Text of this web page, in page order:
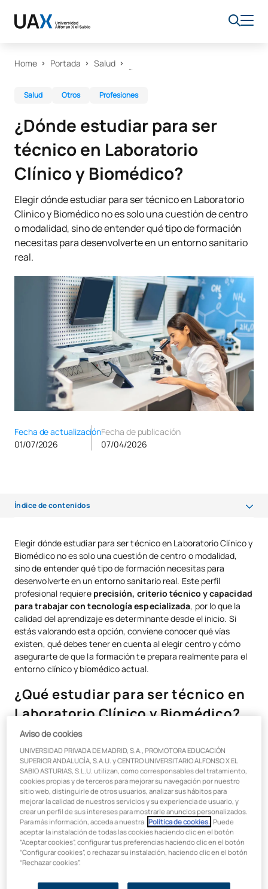
Home Portada Salud
Salud Otros Profesiones
¿Dónde estudiar para ser
técnico en Laboratorio
Clínico y Biomédico?
Elegir dónde estudiar para ser técnico en Laboratorio
Clínico y Biomédico no es solo una cuestión de centro
o modalidad, sino de entender qué tipo de formación
necesitas para desenvolverte en un entorno sanitario
real.
Fecha de actualización
01/07/2026
Fecha de publicación
07/04/2026
Índice de contenidos
¿Dónde estudiar Laboratorio Clínico y Biomédico?
Qué tener en cuenta al elegir centro
Modalidades: presencial, semipresencial y online
Importancia de la formación práctica
¿Por qué es importante elegir bien dónde estudiar?
Salidas profesionales del técnico en laboratorio clínico
Elegir dónde estudiar para ser técnico en Laboratorio Clínico y
Biomédico no es solo una cuestión de centro o modalidad,
sino de entender qué tipo de formación necesitas para
desenvolverte en un entorno sanitario real. Este perfil
profesional requiere precisión, criterio técnico y capacidad
para trabajar con tecnología especializada, por lo que la
calidad del aprendizaje es determinante desde el inicio. Si
estás valorando esta opción, conviene conocer qué vías
existen, qué debes tener en cuenta al elegir centro y cómo
asegurarte de que la formación te prepara realmente para el
entorno clínico y biomédico actual.
¿Qué estudiar para ser técnico en
Laboratorio Clínico y Biomédico?
Para trabajar en este ámbito, es necesario cursar el título
oficial deTécnico Superior en Laboratorio Clínico y
Biomédico, un ciclo de Formación Profesional de Grado
Superior orientado al análisis de muestras biológicas y al
apoyo en el diagnóstico clínico. Durante la formación, se
adquieren conocimientos relacionados con:
Análisis clínicos y biomédicos
Técnicas de laboratorio
Microbiología y bioquímica
Aviso de cookies
UNIVERSIDAD PRIVADA DE MADRID, S.A., PROMOTORA EDUCACIÓN
SUPERIOR ANDALUCÍA, S.A.U. y CENTRO UNIVERSITARIO ALFONSO X EL
SABIO ASTURIAS, S.L.U. utilizan, como corresponsables del tratamiento,
cookies propias y de terceros para mejorar su navegación por nuestro
sitio web, distinguirle de otros usuarios, analizar sus hábitos para
mejorar la calidad de nuestros servicios y su experiencia de usuario, y
crear un perfil de sus intereses para mostrarle anuncios personalizados.
Para más información, acceda a nuestra Política de cookies. . Puede
aceptar la instalación de todas las cookies haciendo clic en el botón
“Aceptar cookies”, configurar tus preferencias haciendo clic en el botón
“Configurar cookies”, o rechazar su instalación, haciendo clic en el botón
“Rechazar cookies”.